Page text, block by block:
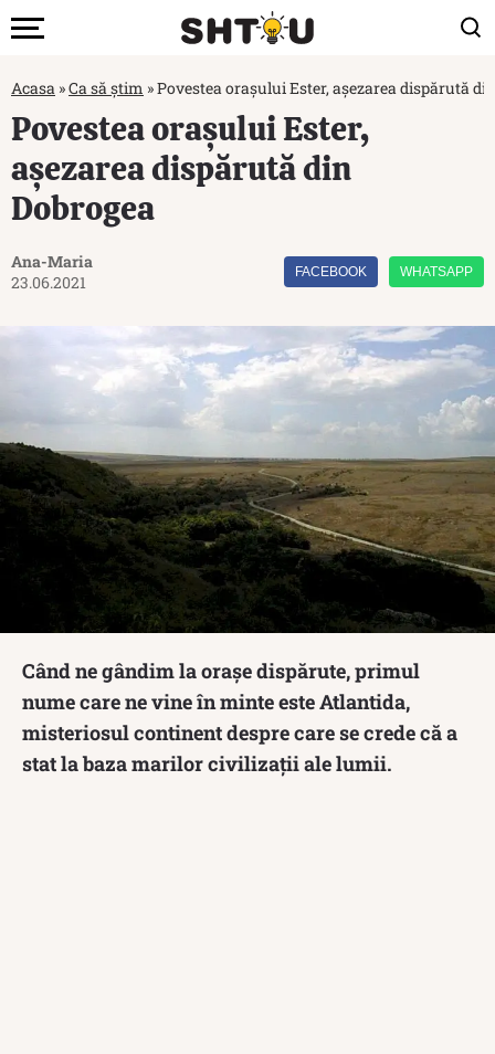
Acasa »Ca să știm »Povestea orașului Ester, așezarea dispărută
Povestea orașului Ester,
așezarea dispărută din
Dobrogea
Ana-Maria
23.06.2021
FACEBOOK WHATSAPP
Când ne gândim la orașe dispărute, primul
nume care ne vine în minte este Atlantida,
misteriosul continent despre care se crede că a
stat la baza marilor civilizaţii ale lumii.